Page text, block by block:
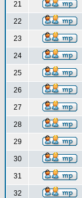
21
22
23
24
25
26
27
28
29
30
31
32